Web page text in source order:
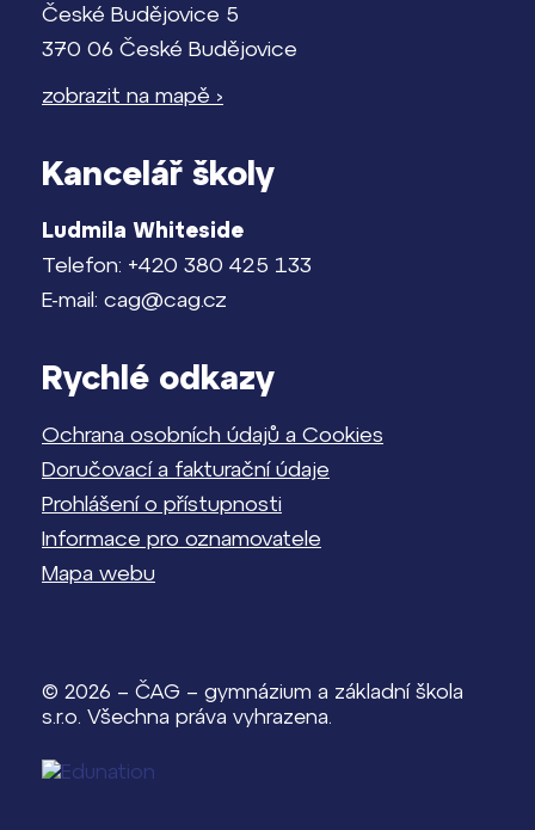
České Budějovice 5
370 06 České Budějovice
zobrazit na mapě ›
Kancelář školy
Ludmila Whiteside
Telefon: +420 380 425 133
E-mail: cag@cag.cz
Rychlé odkazy
Ochrana osobních údajů a Cookies
Doručovací a fakturační údaje
Prohlášení o přístupnosti
Informace pro oznamovatele
Mapa webu
© 2026 – ČAG – gymnázium a základní škola
s.r.o. Všechna práva vyhrazena.